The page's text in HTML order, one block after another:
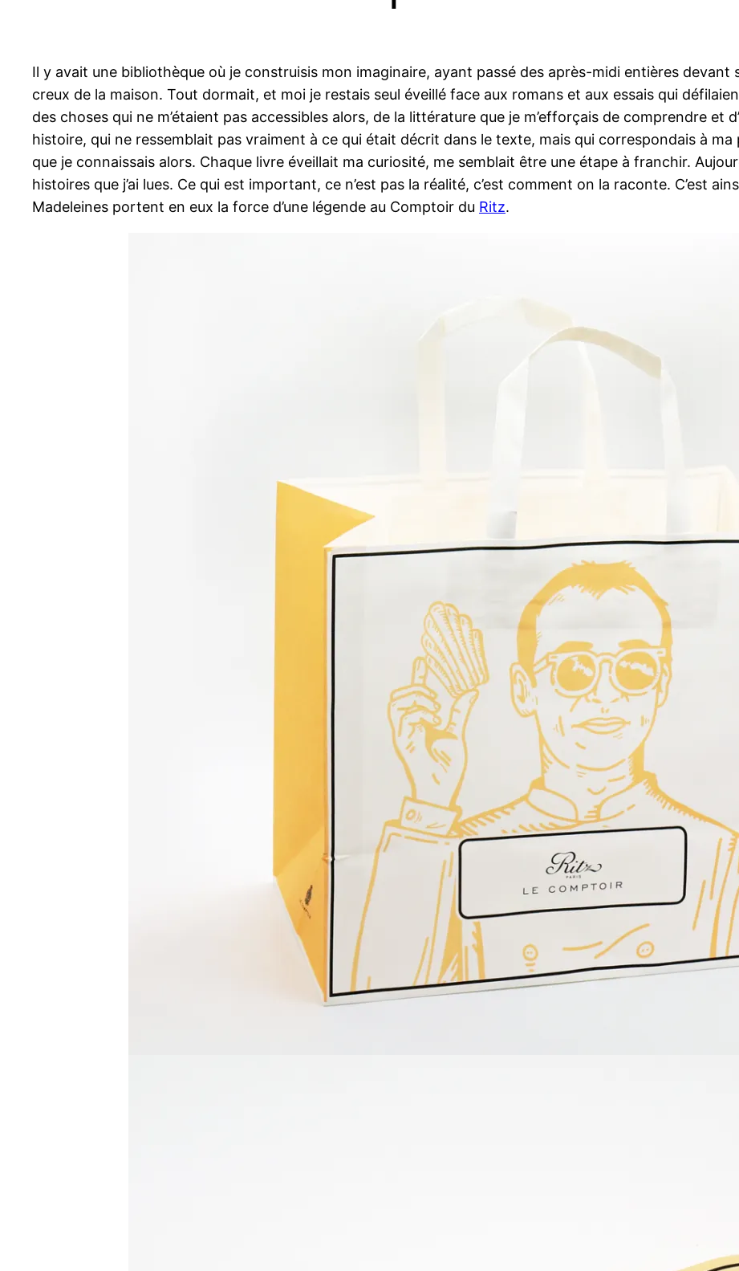
Il y avait une bibliothèque où je construisis mon imaginaire, ayant passé des après-midi entières devant
creux de la maison. Tout dormait, et moi je restais seul éveillé face aux romans et aux essais qui
des choses qui ne m’étaient pas accessibles alors, de la littérature que je m’efforçais de comprendre et
histoire, qui ne ressemblait pas vraiment à ce qui était décrit dans le texte, mais qui correspondais à
que je connaissais alors. Chaque livre éveillait ma curiosité, me semblait être une étape à franchir.
histoires que j’ai lues. Ce qui est important, ce n’est pas la réalité, c’est comment on la raconte. C’est
Madeleines portent en eux la force d’une légende au Comptoir du Ritz.